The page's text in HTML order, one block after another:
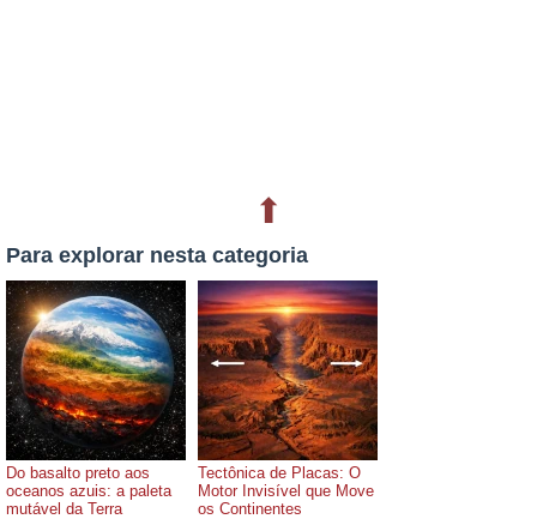
⬆
Para explorar nesta categoria
Do basalto preto aos
oceanos azuis: a paleta
mutável da Terra
Tectônica de Placas: O
Motor Invisível que Move
os Continentes